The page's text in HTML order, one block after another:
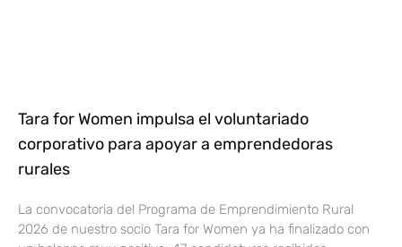
Tara for Women impulsa el voluntariado
corporativo para apoyar a emprendedoras
rurales
La convocatoria del Programa de Emprendimiento Rural
2026 de nuestro socio Tara for Women ya ha finalizado con